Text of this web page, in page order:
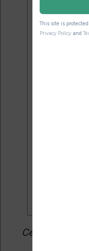
liseuse.
Service
Cet article